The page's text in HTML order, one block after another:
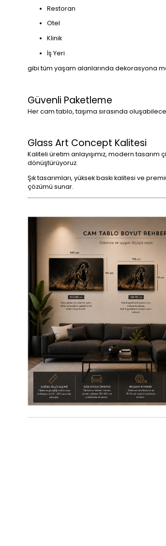
Restoran
Otel
Klinik
İş Yeri
gibi tüm yaşam alanlarında dekorasyona
Güvenli Paketleme
Her cam tablo, taşıma sırasında
Glass Art Concept Kalitesi
Kaliteli üretim anlayışımız, modern
dönüştürüyoruz.
Şık tasarımları, yüksek baskı kalitesi ve
çözümü sunar.